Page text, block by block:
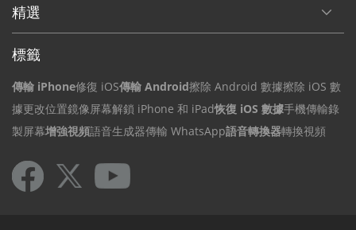
標籤
傳輸 iPhone
據更改位置鏡像屏幕解鎖 iPhone 和 iPad 恢復 iOS 數據手機傳輸 錄
製屏幕增強視頻語音生成器傳輸 WhatsApp語音轉換器轉換視頻